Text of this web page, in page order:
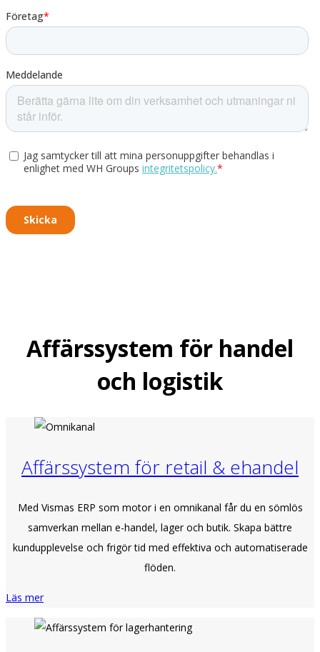
Affärssystem för handel
och logistik
Affärssystem för retail & ehandel
Med Vismas ERP som motor i en omnikanal får du en sömlös
samverkan mellan e-handel, lager och butik. Skapa bättre
kundupplevelse och frigör tid med effektiva och automatiserade
flöden.
Läs mer